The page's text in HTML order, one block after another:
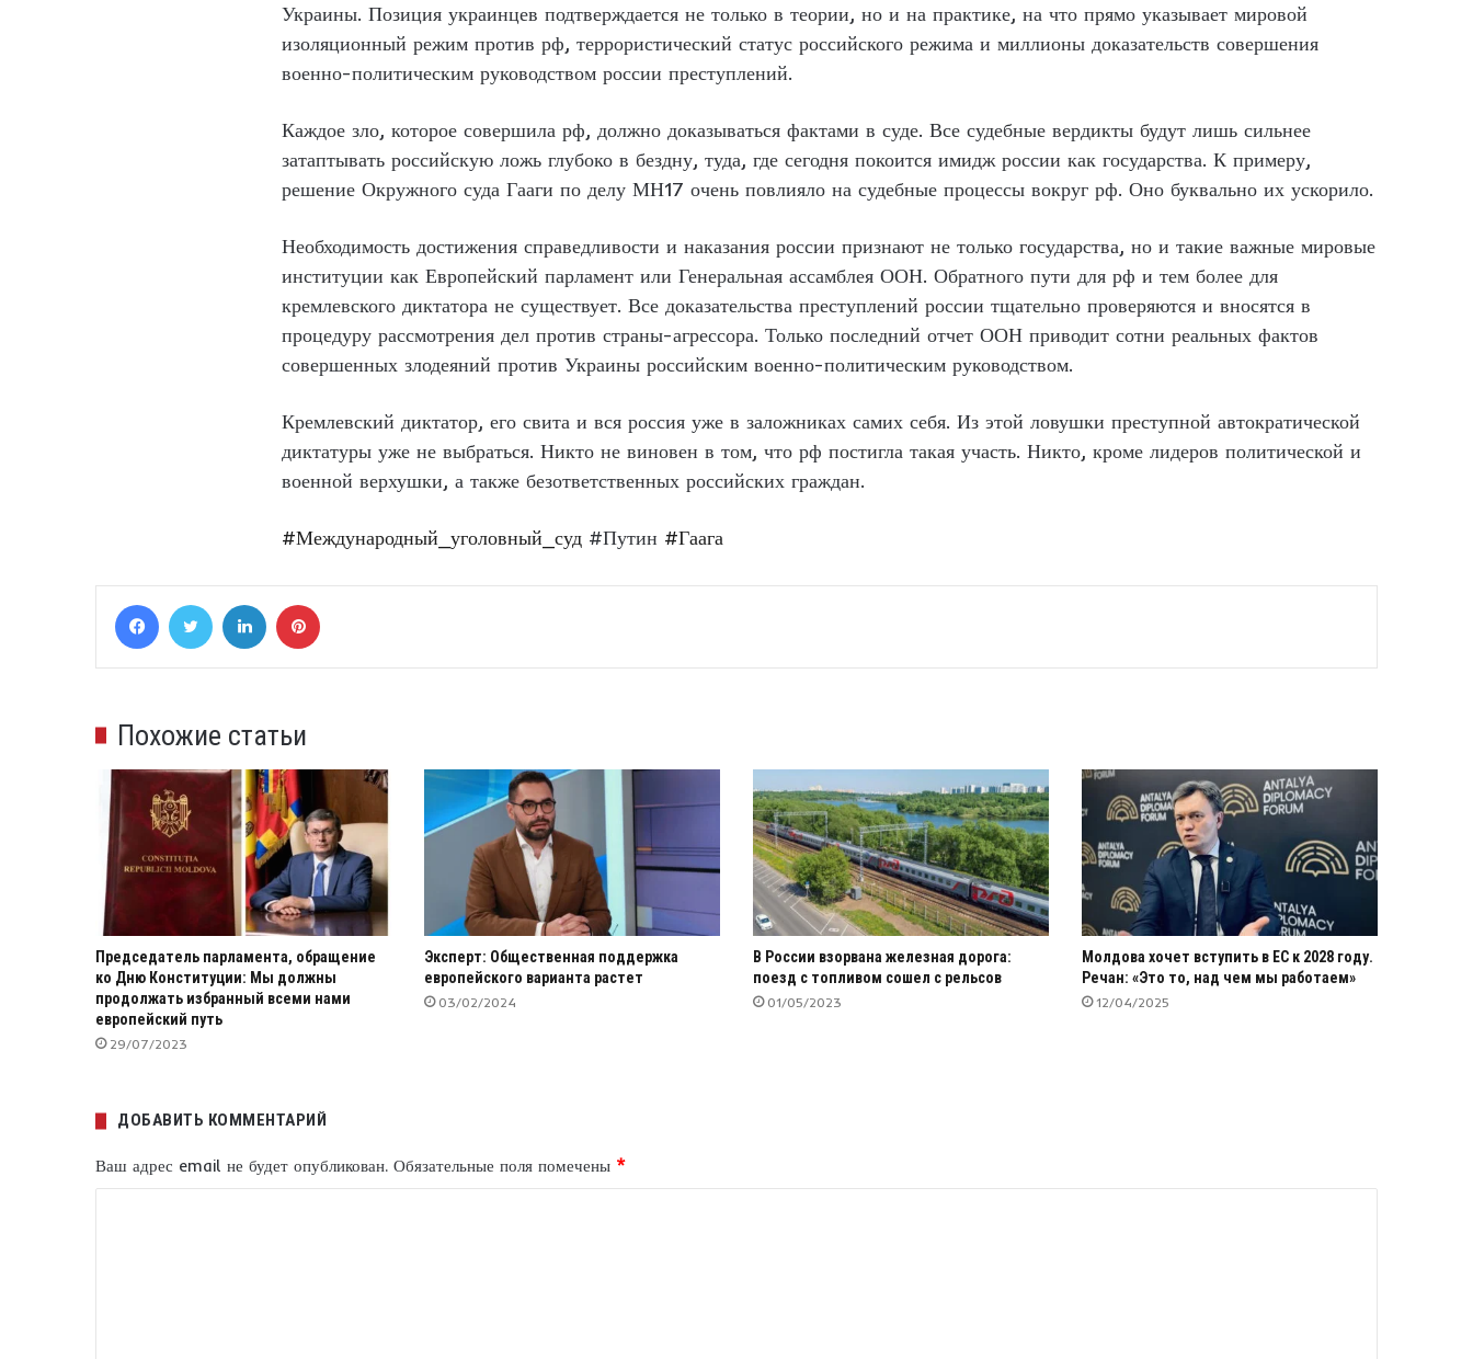
Украины. Позиция украинцев подтверждается не только в теории, но и на практике, на что прямо указывает мировой
изоляционный режим против рф, террористический статус российского режима и миллионы доказательств совершения
военно-политическим руководством россии преступлений.
Каждое зло, которое совершила рф, должно доказываться фактами в суде. Все судебные вердикты будут лишь сильнее
затаптывать российскую ложь глубоко в бездну, туда, где сегодня покоится имидж россии как государства. К примеру,
решение Окружного суда Гааги по делу МН17 очень повлияло на судебные процессы вокруг рф. Оно буквально их ускорило.
Необходимость достижения справедливости и наказания россии признают не только государства, но и такие важные мировые
институции как Европейский парламент или Генеральная ассамблея ООН. Обратного пути для рф и тем более для
кремлевского диктатора не существует. Все доказательства преступлений россии тщательно проверяются и вносятся в
процедуру рассмотрения дел против страны-агрессора. Только последний отчет ООН приводит сотни реальных фактов
совершенных злодеяний против Украины российским военно-политическим руководством.
Кремлевский диктатор, его свита и вся россия уже в заложниках самих себя. Из этой ловушки преступной автократической
диктатуры уже не выбраться. Никто не виновен в том, что рф постигла такая участь. Никто, кроме лидеров политической и
военной верхушки, а также безответственных российских граждан.
#Международный_уголовный_суд #Путин #Гаага
FacebookTwitter LinkedIn
Похожие статьи
Председатель парламента, обращение
ко Дню Конституции: Мы должны
продолжать избранный всеми нами
европейский путь
29/07/2023
Эксперт: Общественная поддержка
европейского варианта растет
03/02/2024
В России взорвана железная дорога:
поезд с топливом сошел с рельсов
01/05/2023
Молдова хочет вступить в ЕС к 2028 году.
Речан: «Это то, над чем мы работаем»
12/04/2025
ДОБАВИТЬ КОММЕНТАРИЙ
Ваш адрес email не будет опубликован. Обязательные поля помечены *